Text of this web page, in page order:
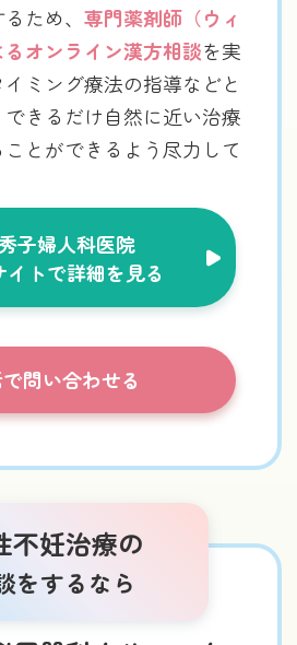
ため、専門薬剤師（ウィ
オンライン漢方相談を実
ミング療法の指導などと
きるだけ自然に近い治療
とができるよう尽力して
子婦人科医院
イトで詳細を見る
問い合わせる
不妊治療の
をするなら